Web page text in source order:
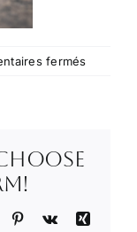
ferméssur
Tumblr Pinterest
Vk
Xing